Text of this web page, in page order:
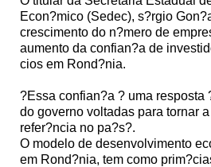
Econ?mico (Sedec), s?rgio
crescimento do n?mero de
aumento da confian?a de
cios em Rond?nia.
?Essa confian?a ? uma resposta
do governo voltadas para tornar
refer?ncia no pa?s?.
O modelo de desenvolvimento
em Rond?nia, tem como